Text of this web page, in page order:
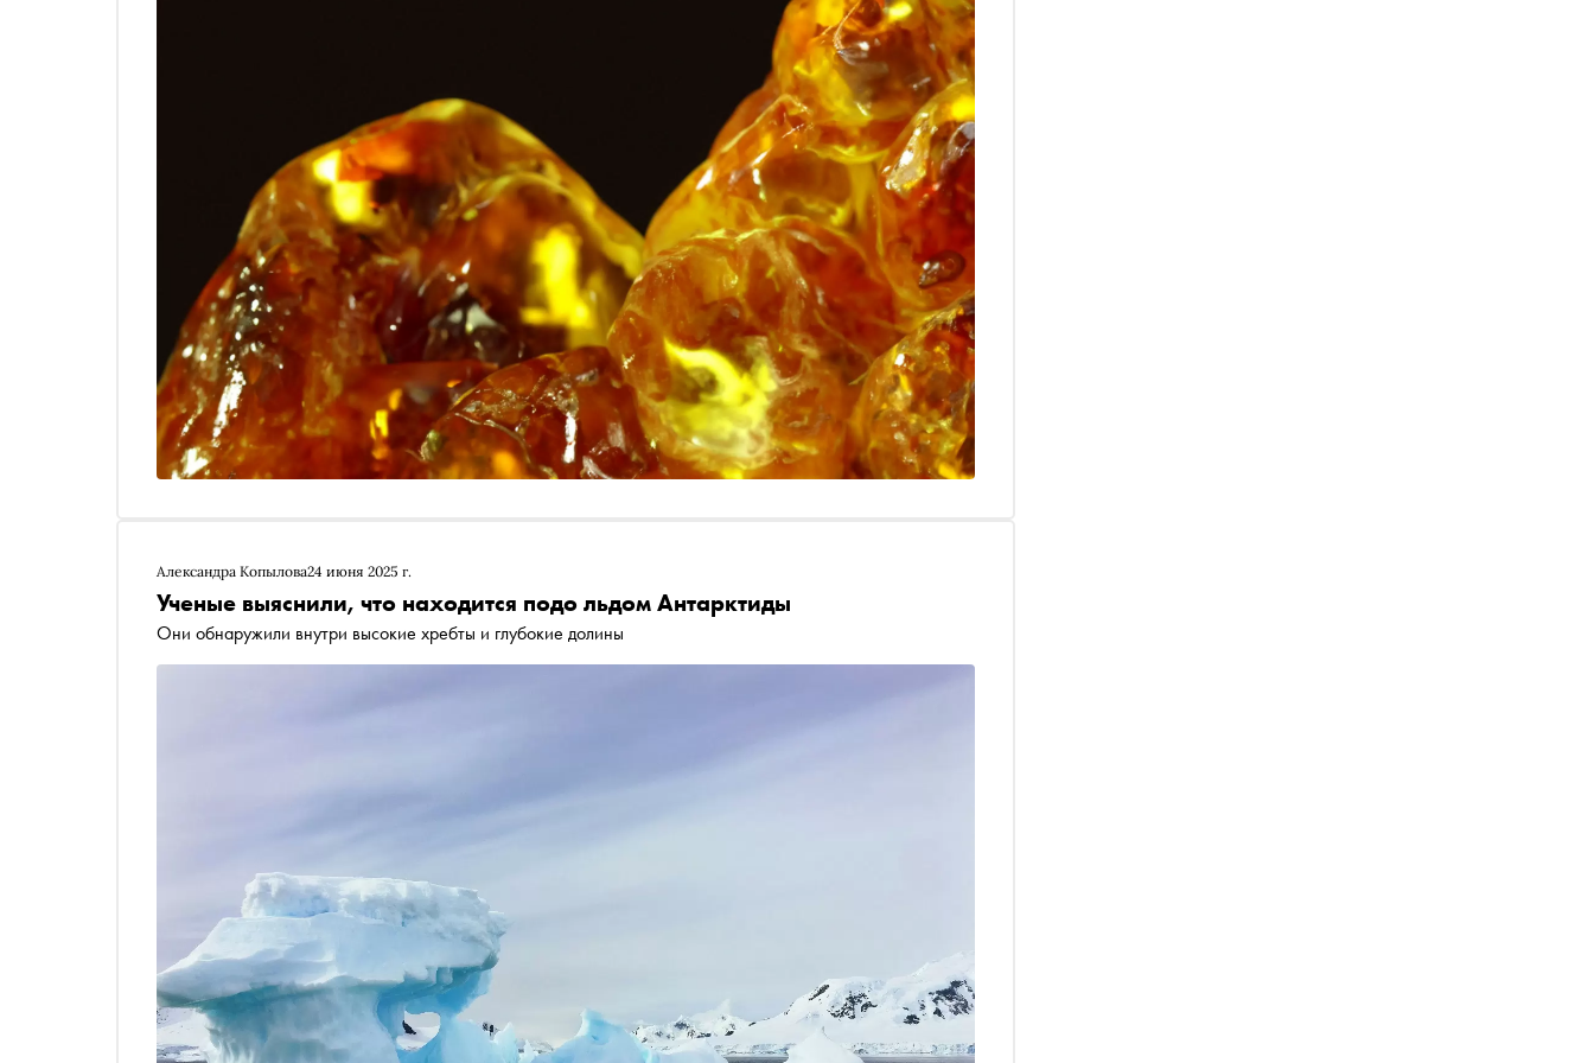
Александра Копылова24 июня 2025 г.
Ученые выяснили, что находится подо льдом Антарктиды
Они обнаружили внутри высокие хребты и глубокие долины